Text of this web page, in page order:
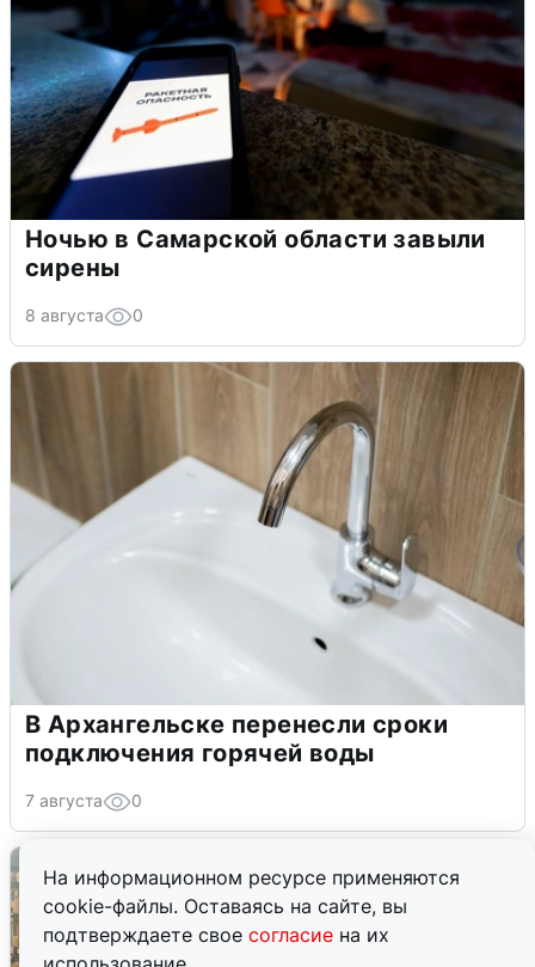
На информационном ресурсе применяются
cookie-файлы. Оставаясь на сайте, вы
подтверждаете свое согласие на их
Ночью в Самарской области завыли
сирены
8 августа 0
В Архангельске перенесли сроки
подключения горячей воды
7 августа 0